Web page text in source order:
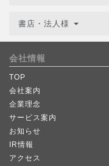
書店・法人様
会社情報
TOP
会社案内
企業理念
サービス案内
お知らせ
IR情報
アクセス